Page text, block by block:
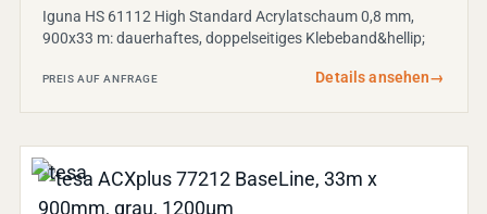
Iguna HS 61112 High Standard Acrylatschaum 0,8 mm,
900x33 m: dauerhaftes, doppelseitiges Klebeband&hellip;
PREIS AUF ANFRAGE Details ansehen→